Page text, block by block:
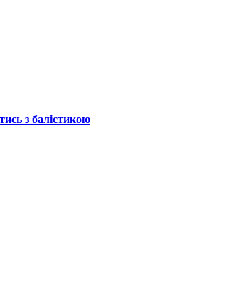
з балістикою